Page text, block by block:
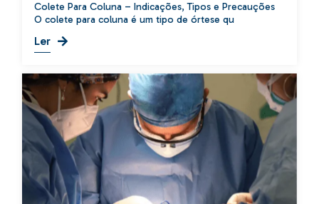
Colete Para Coluna – Indicações, Tipos e Precauções
O colete para coluna é um tipo de órtese qu
Ler